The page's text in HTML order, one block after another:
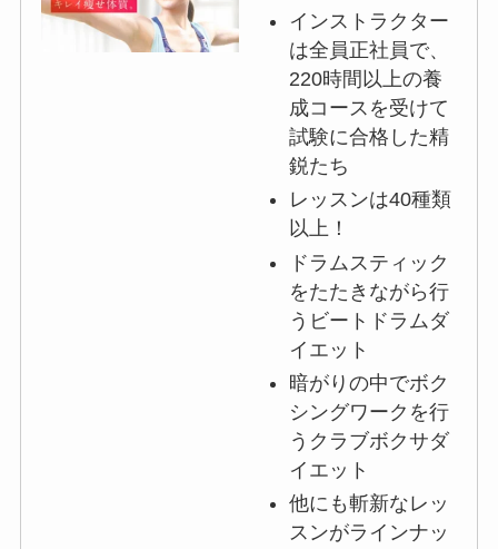
インストラクター
は全員正社員で、
220時間以上の養
成コースを受けて
試験に合格した精
鋭たち
レッスンは40種類
以上！
ドラムスティック
をたたきながら行
うビートドラムダ
イエット
暗がりの中でボク
シングワークを行
うクラブボクサダ
イエット
他にも斬新なレッ
スンがラインナッ